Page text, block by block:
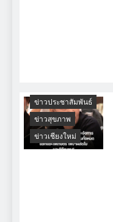
ข่าวประชาสัมพันธ์
ข่าวสุขภาพ
ข่าวเชียงใหม่